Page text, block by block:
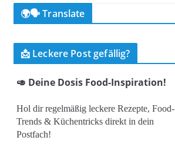
🌍🗣️ Translate
📩 Leckere Post gefällig?
🥑 Deine Dosis Food-Inspiration!
Hol dir regelmäßig leckere Rezepte, Food-
Trends & Küchentricks direkt in dein
Postfach!